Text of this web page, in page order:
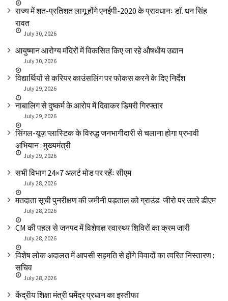
राज्य में शत-प्रतिशत लागू होंगे एनईपी-2020 के प्रावधानः डाॅ. धन सिंह
रावत
July 30, 2026
आयुष्मान आरोग्य मंदिरों में विकसित किए जा रहे औषधीय उद्यान
July 30, 2026
विद्यार्थियों से करियर काउंसलिंग पर फोकस करने के दिए निर्देश
July 29, 2026
नाबालिग से दुष्कर्म के आरोप में दिवाकर डिमरी गिरफ्तार
July 29, 2026
सिंगल-यूज़ प्लास्टिक के विरुद्ध जनभागीदारी से चलाना होगा प्रभावी
अभियान : मुख्यमंत्री
July 29, 2026
सभी विभाग 24×7 अलर्ट मोड पर रहेंः सीएम
July 28, 2026
मतदाता सूची पुनरीक्षण की जमीनी पड़ताल को ग्राउंड जीरो पर उतरे डीएम
July 28, 2026
CM की पहल से जनपद में विशेषज्ञ स्वास्थ्य शिविरों का क्रम जारी
July 28, 2026
विशेष लोक अदालत में आपसी सहमति से होंगे विवादों का त्वरित निस्तारण :
सचिव
July 28, 2026
केंद्रीय शिक्षा मंत्री धमेंद्र प्रधान का इस्तीफा